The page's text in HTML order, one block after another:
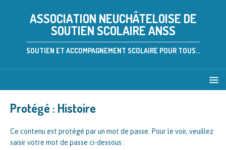
ASSOCIATION NEUCHÂTELOISE DE
SOUTIEN SCOLAIRE ANSS
SOUTIEN ET ACCOMPAGNEMENT SCOLAIRE POUR TOUS...
Protégé : Histoire
Ce contenu est protégé par un mot de passe. Pour le voir, veuillez
saisir votre mot de passe ci-dessous :